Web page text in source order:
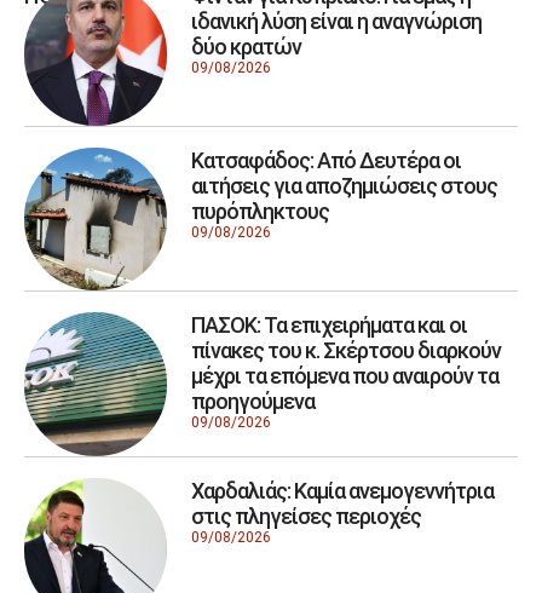
ιδανική λύση είναι η αναγνώριση
δύο κρατών
09/08/2026
Κατσαφάδος: Από Δευτέρα οι
αιτήσεις για αποζημιώσεις στους
πυρόπληκτους
09/08/2026
ΠΑΣΟΚ: Τα επιχειρήματα και οι
πίνακες του κ. Σκέρτσου διαρκούν
μέχρι τα επόμενα που αναιρούν τα
προηγούμενα
09/08/2026
Χαρδαλιάς: Καμία ανεμογεννήτρια
στις πληγείσες περιοχές
09/08/2026